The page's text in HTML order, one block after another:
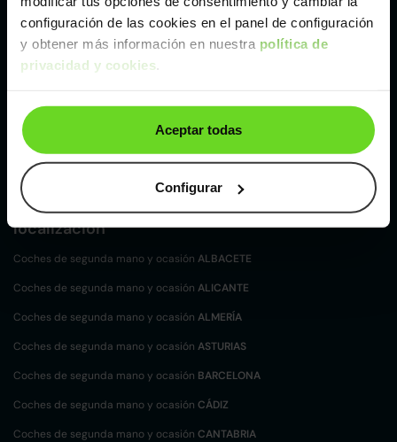
configuración de las cookies en el panel de configuración
y obtener más información en nuestra política de
privacidad y cookies.
Aceptar todas
Configurar
Valencia
Zaragoza
Ver BMW X2 de segunda mano y ocasión
BMW X2 de segunda mano y ocasión
Coches desegunda mano y ocasión por
localización
Coches de segunda mano y ocasión ALBACETE
Coches de segunda mano y ocasión ALICANTE
Coches de segunda mano y ocasión ALMERÍA
Coches de segunda mano y ocasión ASTURIAS
Coches de segunda mano y ocasión BARCELONA
Coches de segunda mano y ocasión CÁDIZ
Coches de segunda mano y ocasión CANTABRIA